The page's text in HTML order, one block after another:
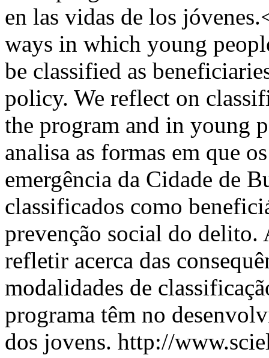
en las vidas de los
ways in which young
be classified as
policy. We reflect on
the program and in young
analisa as formas em que
emergência da Cidade de
classificados como
prevenção social do delito.
refletir acerca das
modalidades de
programa têm no
dos jovens. http://